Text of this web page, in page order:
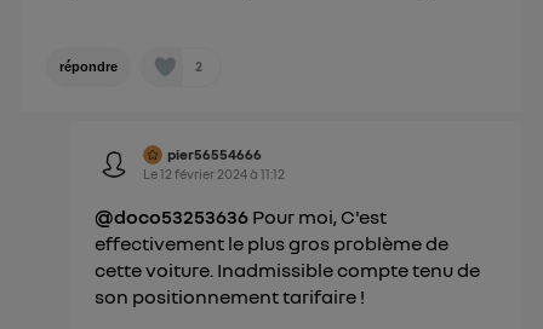
répondre 2
pier56554666
Le12 février 2024à11:12
@doco53253636 Pour moi, C'est
effectivement le plus gros problème de
cette voiture. Inadmissible compte tenu de
son positionnement tarifaire !